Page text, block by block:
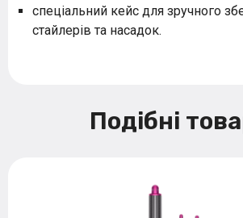
спеціальний кейс для зручного
стайлерів та насадок.
Подібні